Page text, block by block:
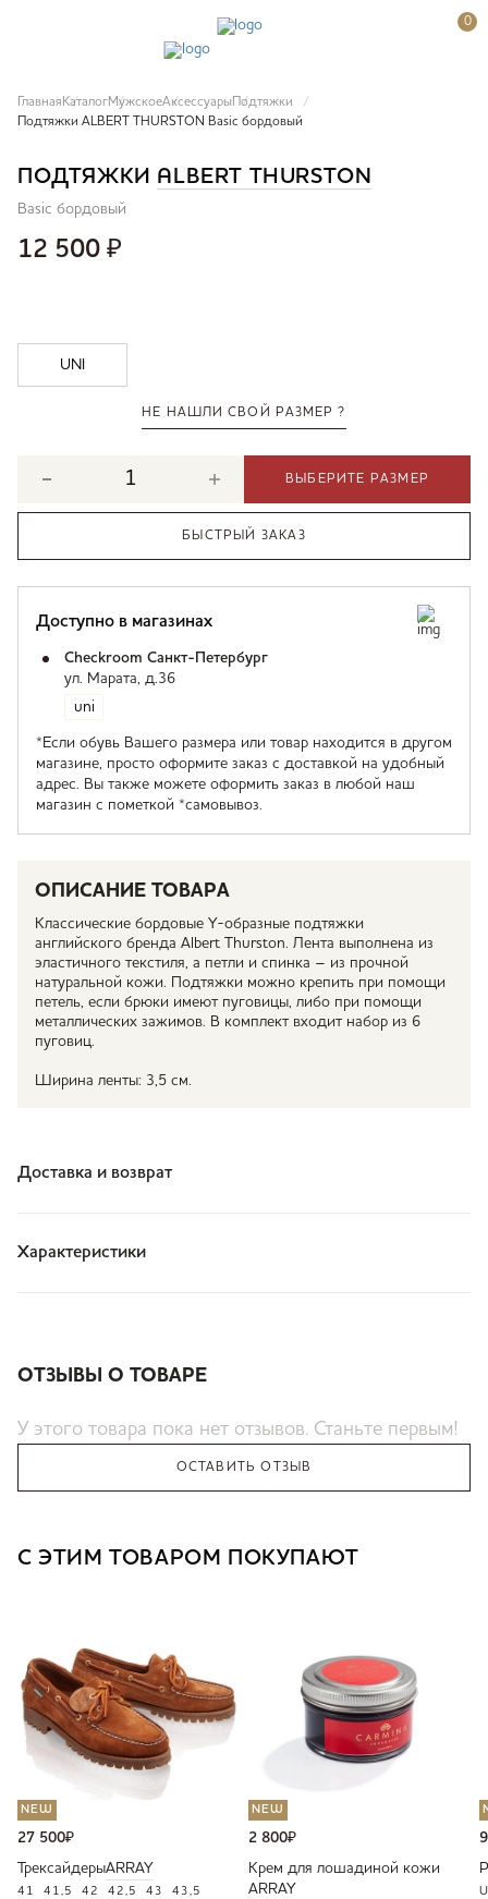
0
Главная КаталогМужскоеАксессуары Подтяжки
Подтяжки ALBERT THURSTON Basic бордовый
ПОДТЯЖКИ ALBERT THURSTON
Basic бордовый
12 500 ₽
НЕ НАШЛИ СВОЙ РАЗМЕР ?
UNI
ВЫБЕРИТЕ РАЗМЕР
БЫСТРЫЙ ЗАКАЗ
Доступно в магазинах
Checkroom Санкт-Петербург
ул. Марата, д.36
uni
*Если обувь Вашего размера или товар находится в другом
магазине, просто оформите заказ с доставкой на удобный
адрес. Вы также можете оформить заказ в любой наш
магазин с пометкой *самовывоз.
ОПИСАНИЕ ТОВАРА
Классические бордовые Y-образные подтяжки
английского бренда Albert Thurston. Лента выполнена из
эластичного текстиля, а петли и спинка – из прочной
натуральной кожи. Подтяжки можно крепить при помощи
петель, если брюки имеют пуговицы, либо при помощи
металлических зажимов. В комплект входит набор из 6
пуговиц.
Ширина ленты: 3,5 см.
Доставка и возврат
Характеристики
ОТЗЫВЫ О ТОВАРЕ
У этого товара пока нет отзывов. Станьте первым!
ОСТАВИТЬ ОТЗЫВ
С ЭТИМ ТОВАРОМ ПОКУПАЮТ
NEW
27 500₽
ТрексайдерыARRAY
41 41,5 42 42,5 43 43,5
NEW
2 800₽
Крем для лошадиной кожи
ARRAY